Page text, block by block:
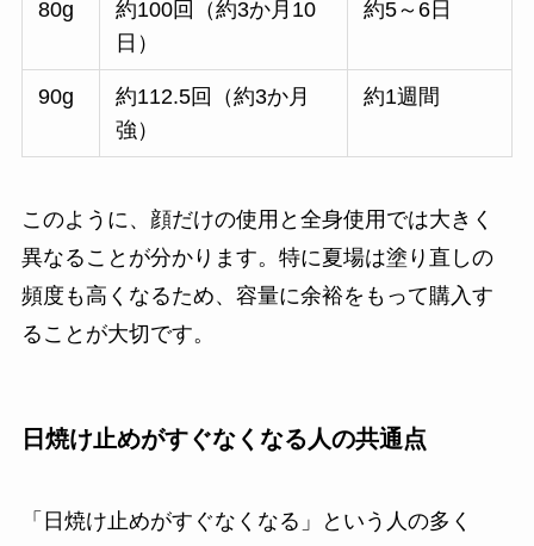
80g
約100回（約3か月10
日）
約5～6日
90g
約112.5回（約3か月
強）
約1週間
このように、顔だけの使用と全身使用では大きく
異なることが分かります。特に夏場は塗り直しの
頻度も高くなるため、容量に余裕をもって購入す
ることが大切です。
日焼け止めがすぐなくなる人の共通点
「日焼け止めがすぐなくなる」という人の多く